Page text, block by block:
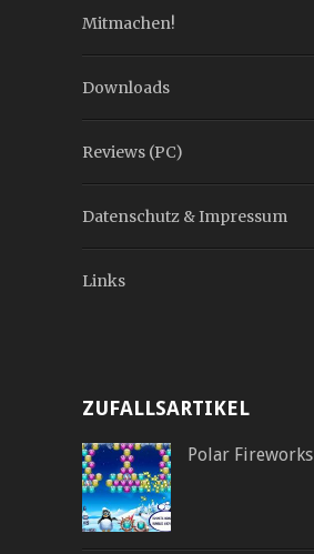
Mitmachen!
Downloads
Reviews (PC)
Datenschutz & Impressum
Links
ZUFALLSARTIKEL
Polar Fireworks